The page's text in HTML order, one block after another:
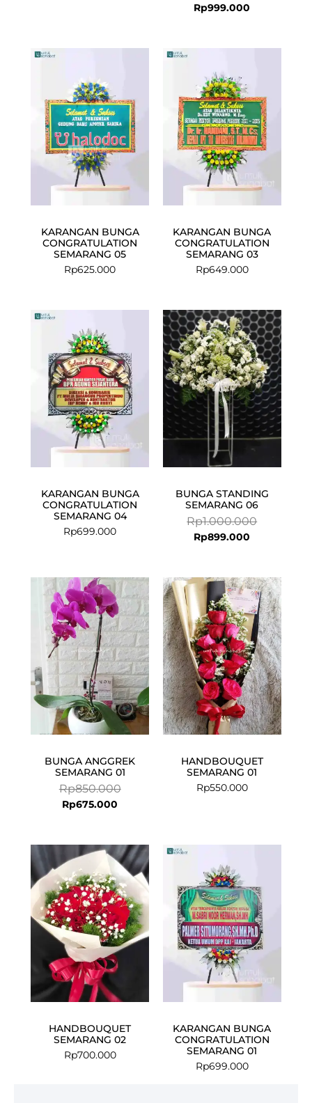
Rp999.000
KARANGAN BUNGA
CONGRATULATION
SEMARANG 05
Rp625.000
KARANGAN BUNGA
CONGRATULATION
SEMARANG 03
Rp649.000
KARANGAN BUNGA
CONGRATULATION
SEMARANG 04
Rp699.000
BUNGA STANDING
SEMARANG 06
Rp1.000.000
Original
price
was:
Rp899.000
Current
price
is:
Rp899.000.
BUNGA ANGGREK
SEMARANG 01
Rp850.000
Original
price
was:
Rp850.000.
Rp675.000
Current
price
is:
Rp675.000.
HANDBOUQUET
SEMARANG 01
Rp550.000
HANDBOUQUET
SEMARANG 02
Rp700.000
KARANGAN BUNGA
CONGRATULATION
SEMARANG 01
Rp699.000